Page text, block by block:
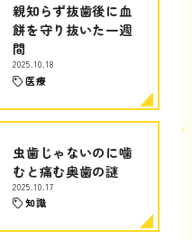
親知らず抜歯後に血
餅を守り抜いた一週
間
2025.10.18
医療
虫歯じゃないのに噛
むと痛む奥歯の謎
2025.10.17
知識